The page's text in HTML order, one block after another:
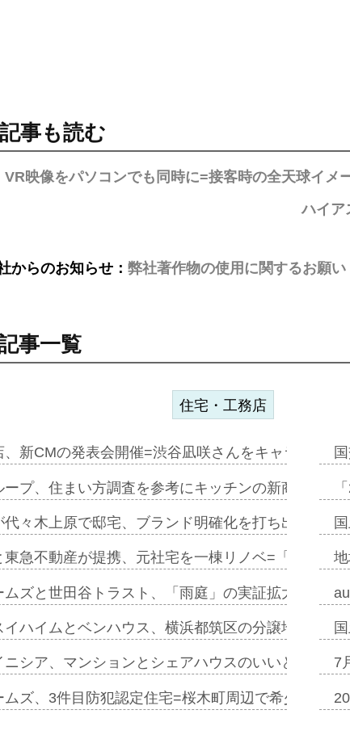
事も読む
VR映像をパソコンでも同時に=接客時の全天球イメ
ハイア
からのお知らせ： 弊社著作物の使用に関するお願い
事一覧
住宅・工務店
、新CMの発表会開催=渋谷凪咲さんをキャラクタ
ープ、住まい方調査を参考にキッチンの新商品=「
代々木上原で邸宅、ブランド明確化を打ち出す=年
東急不動産が提携、元社宅を一棟リノベ=「職住遊
ムズと世田谷トラスト、「雨庭」の実証拡大へ=ガ
イハイムとベンハウス、横浜都筑区の分譲地開発で
ニシア、マンションとシェアハウスのいいとこどり
ムズ、3件目防犯認定住宅=桜木町周辺で希少価値
7